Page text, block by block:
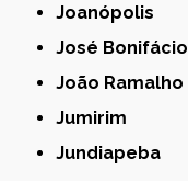
Joanópolis
José Bonifácio
João Ramalho
Jumirim
Jundiapeba